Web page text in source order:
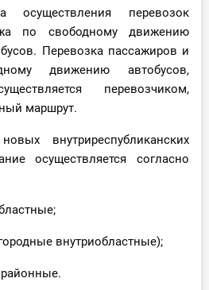
осуществления перевозок
по свободному движению
Перевозка пассажиров и
движению автобусов,
перевозчиком,
маршрут.
внутриреспубликанских
осуществляется согласно
внутриобластные);